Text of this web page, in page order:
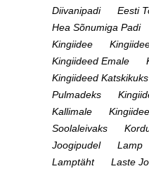
Diivanipadi
Eesti
Hea Sõnumiga Padi
Kingiidee
Kingiideed Emale
Kingiideed Katskikuks
Pulmadeks
Kallimale
Soolaleivaks
Joogipudel
Lamp
Lamptäht
Laste